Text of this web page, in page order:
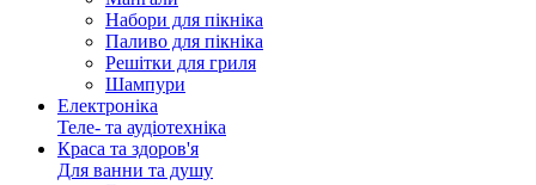
Набори для пікніка
Паливо для пікніка
Решітки для гриля
Шампури
Електроніка
Теле- та аудіотехніка
Краса та здоров'я
Для ванни та душу